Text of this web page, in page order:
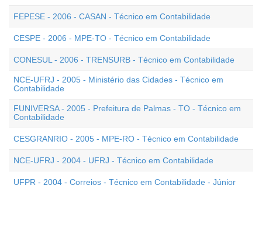
FEPESE - 2006 - CASAN - Técnico em Contabilidade
CESPE - 2006 - MPE-TO - Técnico em Contabilidade
CONESUL - 2006 - TRENSURB - Técnico em Contabilidade
NCE-UFRJ - 2005 - Ministério das Cidades - Técnico em
Contabilidade
FUNIVERSA - 2005 - Prefeitura de Palmas - TO - Técnico em
Contabilidade
CESGRANRIO - 2005 - MPE-RO - Técnico em Contabilidade
NCE-UFRJ - 2004 - UFRJ - Técnico em Contabilidade
UFPR - 2004 - Correios - Técnico em Contabilidade - Júnior